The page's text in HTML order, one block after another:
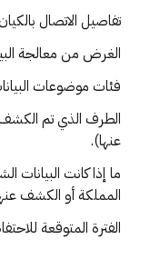
تفاصيل الاتصال
الغرض من معالجة
فئات موضوعات
الطرف الذي تم
عنها).
ما إذا كانت البيانات
المملكة أو الكشف
الفترة المتوقعة